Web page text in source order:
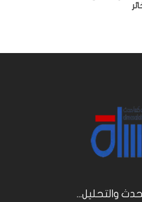
والتحليل...